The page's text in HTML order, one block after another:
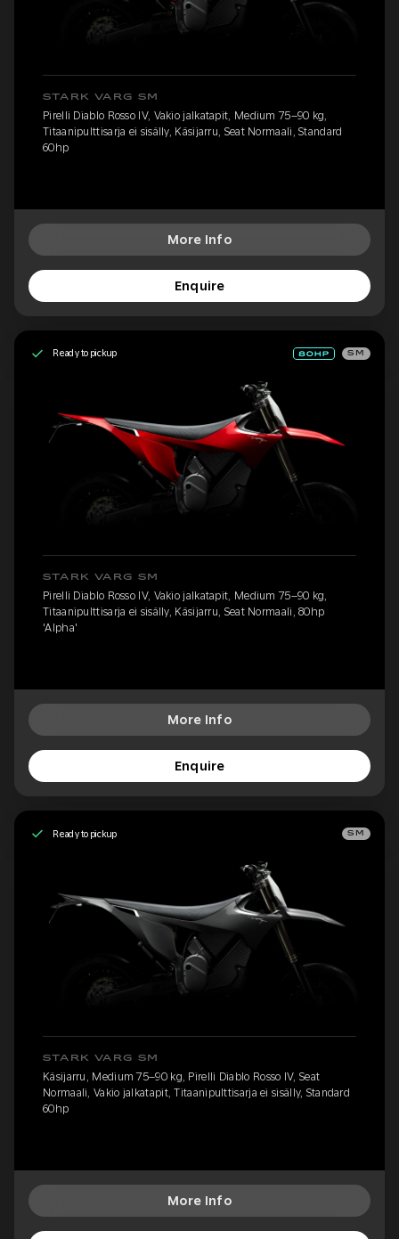
STARK VARG SM
Pirelli Diablo Rosso IV, Vakio jalkatapit, Medium 75–90 kg,
Titaanipulttisarja ei sisälly, Käsijarru, Seat Normaali, Standard
60hp
More Info
Enquire
Ready to pickup SM
STARK VARG SM
Pirelli Diablo Rosso IV, Vakio jalkatapit, Medium 75–90 kg,
Titaanipulttisarja ei sisälly, Käsijarru, Seat Normaali, 80hp
'Alpha'
More Info
Enquire
Ready to pickup SM
STARK VARG SM
Käsijarru, Medium 75–90 kg, Pirelli Diablo Rosso IV, Seat
Normaali, Vakio jalkatapit, Titaanipulttisarja ei sisälly, Standard
60hp
More Info